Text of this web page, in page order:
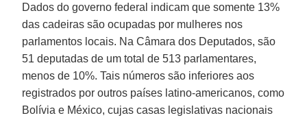
Dados do governo federal indicam que somente 13%
das cadeiras são ocupadas por mulheres nos
parlamentos locais. Na Câmara dos Deputados, são
51 deputadas de um total de 513 parlamentares,
menos de 10%. Tais números são inferiores aos
registrados por outros países latino-americanos, como
Bolívia e México, cujas casas legislativas nacionais